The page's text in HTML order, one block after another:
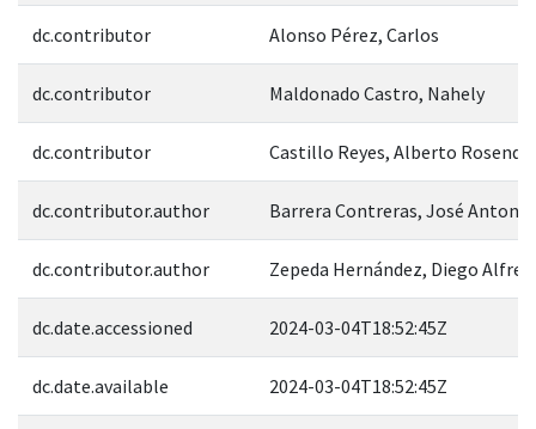
dc.contributor Alonso Pérez, Carlos
dc.contributor Maldonado Castro, Nahely
dc.contributor Castillo Reyes, Alberto Rosendo
dc.contributor.author Barrera Contreras, José Antonio
dc.contributor.author Zepeda Hernández, Diego
dc.date.accessioned 2024-03-04T18:52:45Z
dc.date.available 2024-03-04T18:52:45Z